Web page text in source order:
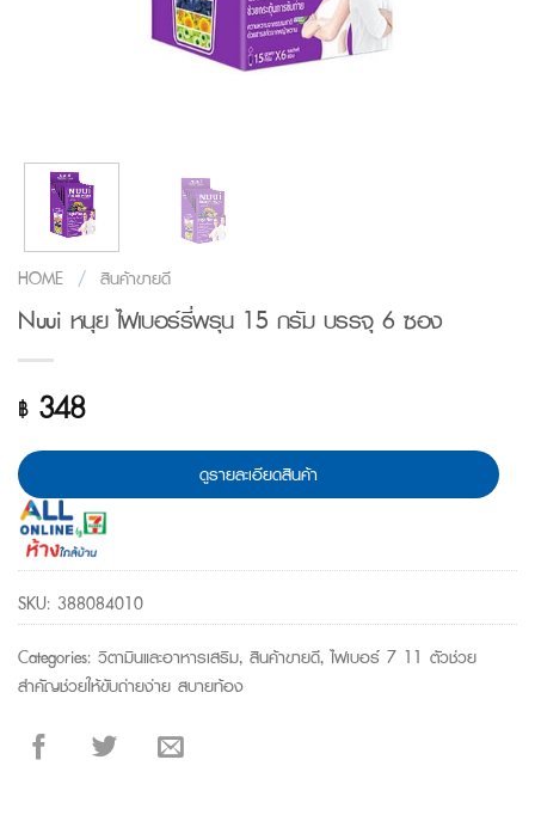
HOME / สินค้าขายดี
Nuui หนุย ไฟเบอร์รี่พรุน 15 กรัม บรรจุ 6 ซอง
฿348
ดูรายละเอียดสินค้า
SKU: 388084010
Categories: วิตามินและอาหารเสริม, สินค้าขายดี,ไฟเบอร์ 7 11 ตัวช่วย
สำคัญช่วยให้ขับถ่ายง่าย สบายท้อง